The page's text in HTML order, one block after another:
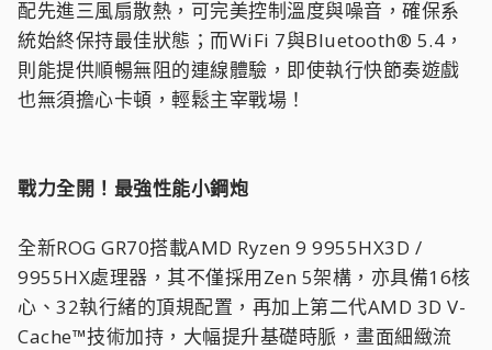
配先進三風扇散熱，可完美控制溫度與噪音，確保系
統始終保持最佳狀態；而WiFi 7與Bluetooth® 5.4，
則能提供順暢無阻的連線體驗，即使執行快節奏遊戲
也無須擔心卡頓，輕鬆主宰戰場！
戰力全開！最強性能小鋼炮
全新ROG GR70搭載AMD Ryzen 9 9955HX3D /
9955HX處理器，其不僅採用Zen 5架構，亦具備16核
心、32執行緒的頂規配置，再加上第二代AMD 3D V-
Cache™技術加持，大幅提升基礎時脈，畫面細緻流